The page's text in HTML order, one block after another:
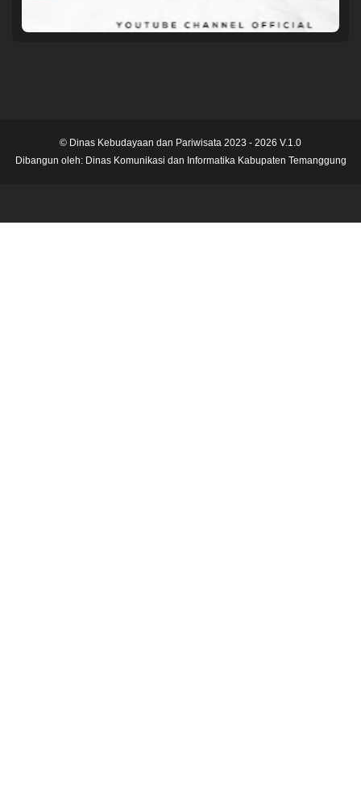
© Dinas Kebudayaan dan Pariwisata 2023 - 2026 V.1.0
Dibangun oleh: Dinas Komunikasi dan Informatika Kabupaten Temanggung